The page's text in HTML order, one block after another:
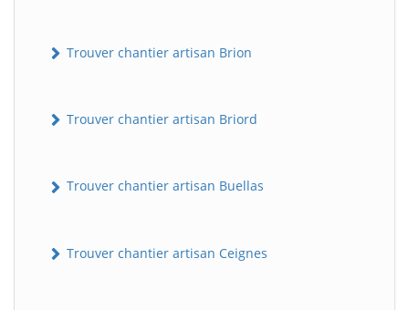
Trouver chantier artisan Brion
Trouver chantier artisan Briord
Trouver chantier artisan Buellas
Trouver chantier artisan Ceignes